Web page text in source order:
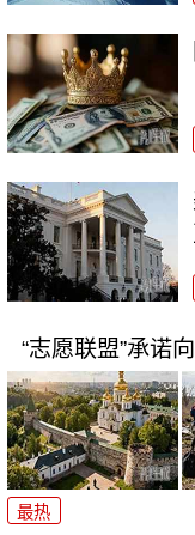
“志愿联盟”承诺
最热